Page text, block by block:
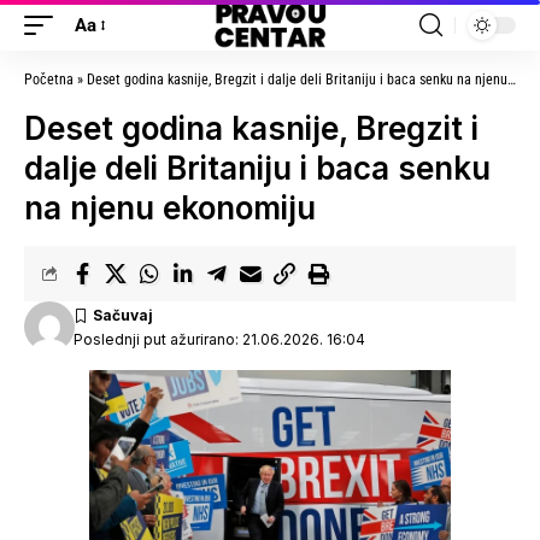
Aa
Početna » Deset godina kasnije, Bregzit i dalje deli Britaniju i baca senku na njenu ekonomiju
Deset godina kasnije, Bregzit i
dalje deli Britaniju i baca senku
na njenu ekonomiju
Poslednji put ažurirano: 21.06.2026. 16:04